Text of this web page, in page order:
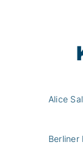
Alice
Berliner